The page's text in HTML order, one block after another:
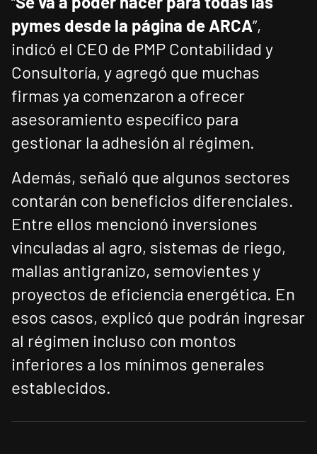
pymes desde la página de ARCA”,
indicó el CEO de PMP Contabilidad y
Consultoría, y agregó que muchas
firmas ya comenzaron a ofrecer
asesoramiento específico para
gestionar la adhesión al régimen.
Además, señaló que algunos sectores
contarán con beneficios diferenciales.
Entre ellos mencionó inversiones
vinculadas al agro, sistemas de riego,
mallas antigranizo, semovientes y
proyectos de eficiencia energética. En
esos casos, explicó que podrán ingresar
al régimen incluso con montos
inferiores a los mínimos generales
establecidos.